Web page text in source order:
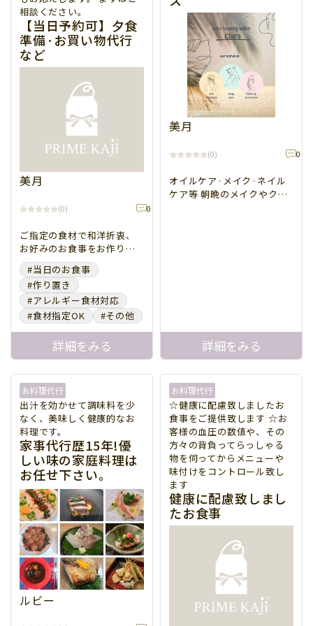
開始時間帯
9：00～12：00
13：00～16：00
17：00～21：00
クリアにする
▲ 閉じる
その他
▲ 閉じる
相談ください。
【当日予約可】夕食
準備·お買い物代行
など
美月
(0) 0件
6,000
ご指定の食材で和洋折衷、
お好みのお食事をお作りし
ます。 また、お買い物代行
も致します。お買い物をし
てからのお食事の準備も可
能です。 ご高齢のお客様の
見守りとしてもご利用くだ
#当日のお食事
#作り置き
#アレルギー食材対応
#食材指定OK
#その他
詳細をみる
美月
(0) 0件
オイルケア·メイク·ネイル
ケア等 朝晩のメイクやクレ
詳細をみる
お料理代行
出汁を効かせて調味料を少
なく、美味しく健康的なお
料理です。
家事代行歴15年!優
しい味の家庭料理は
お任せ下さい。
ルビー
お料理代行
☆健康に配慮致しましたお
食事をご提供致します ☆お
客様の血圧の数値や、その
方々の背負ってらっしゃる
物を伺ってからメニューや
味付けをコントロール致し
ます
健康に配慮致しまし
たお食事